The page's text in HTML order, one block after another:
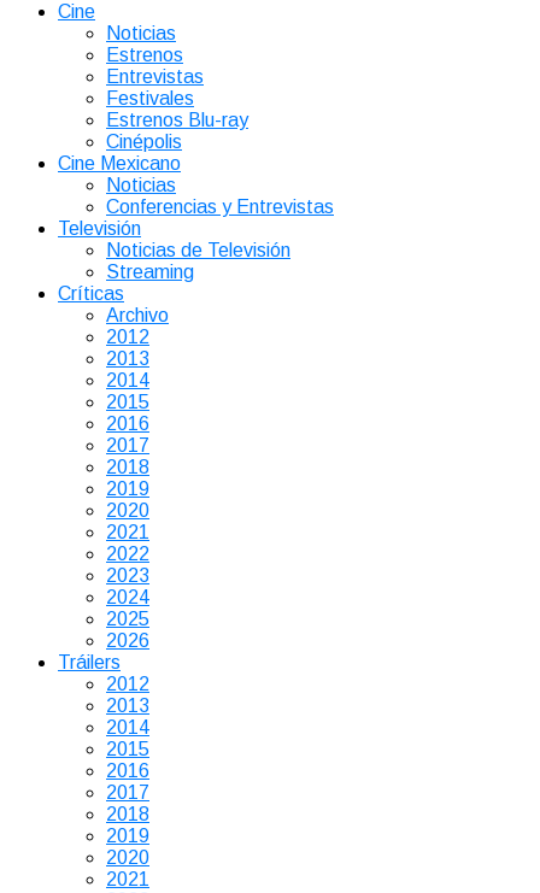
Cine
Noticias
Estrenos
Entrevistas
Festivales
Estrenos Blu-ray
Cinépolis
Cine Mexicano
Noticias
Conferencias y Entrevistas
Televisión
Noticias de Televisión
Streaming
Críticas
Archivo
2012
2013
2014
2015
2016
2017
2018
2019
2020
2021
2022
2023
2024
2025
2026
Tráilers
2012
2013
2014
2015
2016
2017
2018
2019
2020
2021